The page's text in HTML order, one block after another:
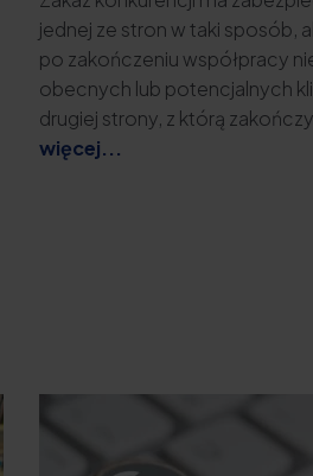
jednej ze stron w taki sposób,
po zakończeniu współpracy
obecnych lub potencjalnych
drugiej strony, z którą
więcej...